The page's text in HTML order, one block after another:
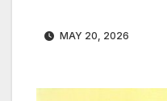
MAY 20, 2026